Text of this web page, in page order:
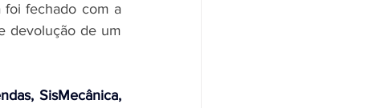
foi fechado com a
devolução de um
SisMecânica,